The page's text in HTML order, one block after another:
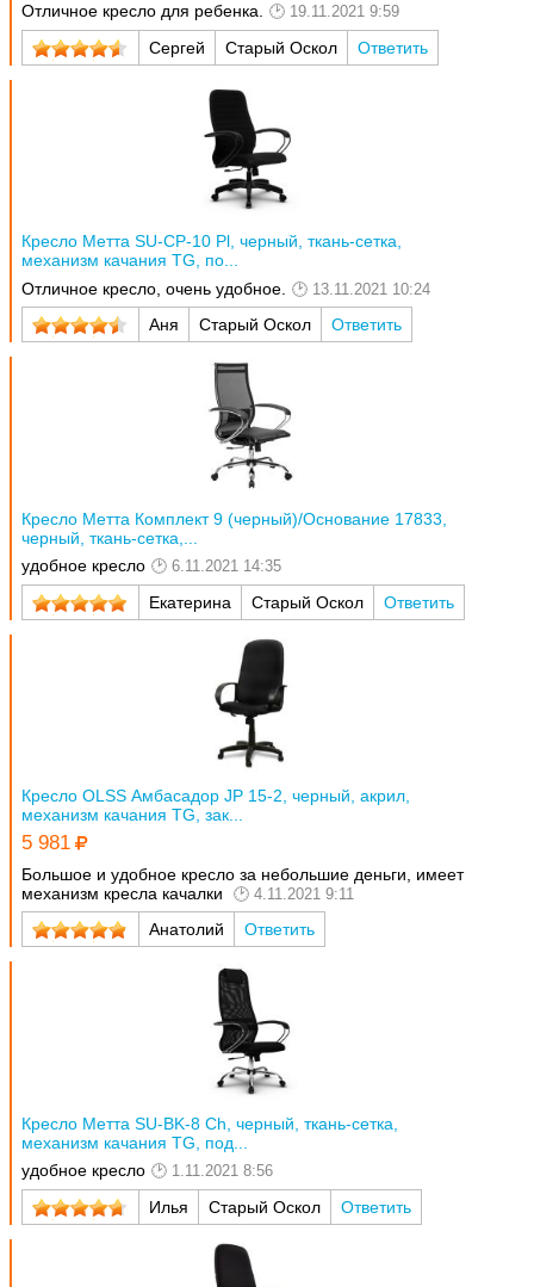
Отличное кресло для ребенка. 19.11.2021 9:59
Сергей Старый Оскол Ответить
Кресло Метта SU-CP-10 Pl, черный, ткань-сетка,
механизм качания TG, по...
Отличное кресло, очень удобное.
13.11.2021 10:24
Аня Старый Оскол Ответить
Кресло Метта Комплект 9 (черный)/Основание 17833,
черный, ткань-сетка,...
удобное кресло
6.11.2021 14:35
Екатерина Старый Оскол Ответить
Кресло OLSS Амбасадор JP 15-2, черный, акрил,
механизм качания TG, зак...
5 981
Большое и удобное кресло за небольшие деньги, имеет
механизм кресла качалки
4.11.2021 9:11
Анатолий Ответить
Кресло Метта SU-BK-8 Ch, черный, ткань-сетка,
механизм качания TG, под...
удобное кресло
1.11.2021 8:56
Илья Старый Оскол Ответить